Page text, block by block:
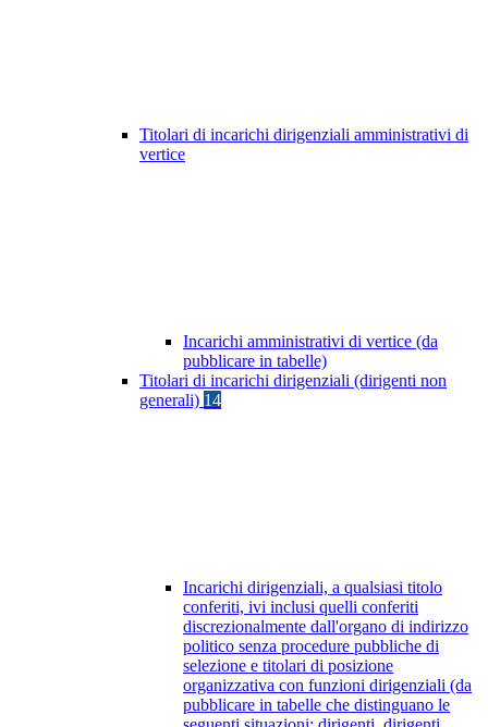
Titolari di incarichi dirigenziali amministrativi di
vertice
Incarichi amministrativi di vertice (da
pubblicare in tabelle)
Titolari di incarichi dirigenziali (dirigenti non
generali) 14
Incarichi dirigenziali, a qualsiasi titolo
conferiti, ivi inclusi quelli conferiti
discrezionalmente dall'organo di indirizzo
politico senza procedure pubbliche di
selezione e titolari di posizione
organizzativa con funzioni dirigenziali (da
pubblicare in tabelle che distinguano le